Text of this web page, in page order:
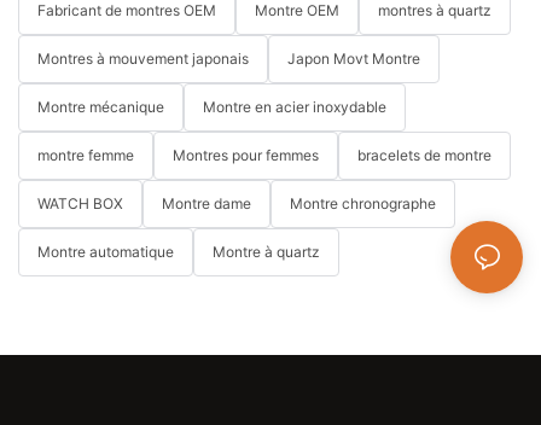
Fabricant de montres OEM Montre OEM montres à quartz
Montres à mouvement japonais Japon Movt Montre
Montre mécanique Montre en acier inoxydable
montre femme Montres pour femmes bracelets de montre
WATCH BOX Montre dame Montre chronographe
Montre automatique Montre à quartz